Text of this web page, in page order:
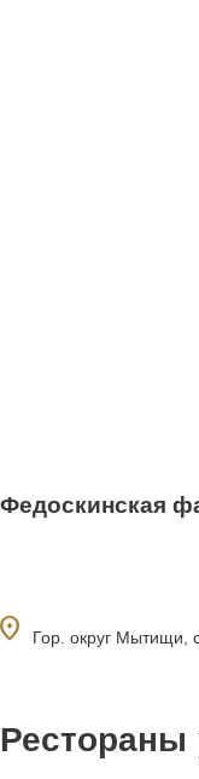
Федоскинская
Гор. округ Мытищи,
Рестораны